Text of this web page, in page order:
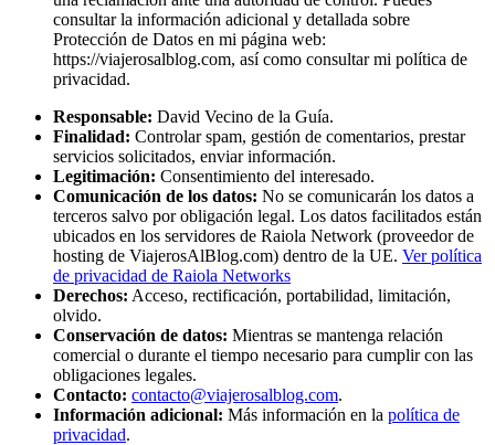
consultar la información adicional y detallada sobre
Protección de Datos en mi página web:
https://viajerosalblog.com, así como consultar mi política de
privacidad.
Responsable: David Vecino de la Guía.
Finalidad: Controlar spam, gestión de comentarios, prestar
servicios solicitados, enviar información.
Legitimación: Consentimiento del interesado.
Comunicación de los datos: No se comunicarán los datos a
terceros salvo por obligación legal. Los datos facilitados están
ubicados en los servidores de Raiola Network (proveedor de
hosting de ViajerosAlBlog.com) dentro de la UE. Ver política
de privacidad de Raiola Networks
Derechos: Acceso, rectificación, portabilidad, limitación,
olvido.
Conservación de datos: Mientras se mantenga relación
comercial o durante el tiempo necesario para cumplir con las
obligaciones legales.
Contacto: contacto@viajerosalblog.com.
Información adicional: Más información en la política de
privacidad.